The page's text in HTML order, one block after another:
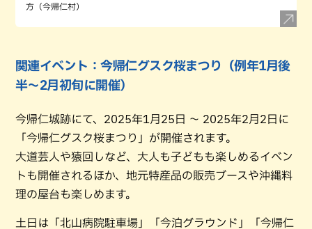
方（今帰仁村）
関連イベント：今帰仁グスク桜まつり（例年1月後
半〜2月初旬に開催）
今帰仁城跡にて、2025年1月25日 ～ 2025年2月2日に
「今帰仁グスク桜まつり」が開催されます。
大道芸人や猿回しなど、大人も子どもも楽しめるイベン
トも開催されるほか、地元特産品の販売ブースや沖縄料
理の屋台も楽しめます。
土日は「北山病院駐車場」「今泊グラウンド」「今帰仁